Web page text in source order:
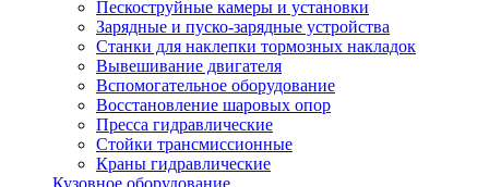
Пескоструйные камеры и установки
Зарядные и пуско-зарядные устройства
Станки для наклепки тормозных накладок
Вывешивание двигателя
Вспомогательное оборудование
Восстановление шаровых опор
Пресса гидравлические
Стойки трансмиссионные
Краны гидравлические
Кузовное оборудование